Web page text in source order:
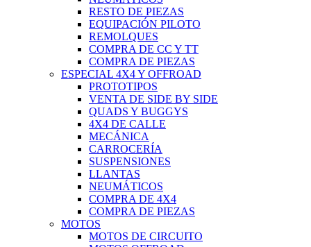
RESTO DE PIEZAS
EQUIPACIÓN PILOTO
REMOLQUES
COMPRA DE CC Y TT
COMPRA DE PIEZAS
ESPECIAL 4X4 Y OFFROAD
PROTOTIPOS
VENTA DE SIDE BY SIDE
QUADS Y BUGGYS
4X4 DE CALLE
MECÁNICA
CARROCERÍA
SUSPENSIONES
LLANTAS
NEUMÁTICOS
COMPRA DE 4X4
COMPRA DE PIEZAS
MOTOS
MOTOS DE CIRCUITO